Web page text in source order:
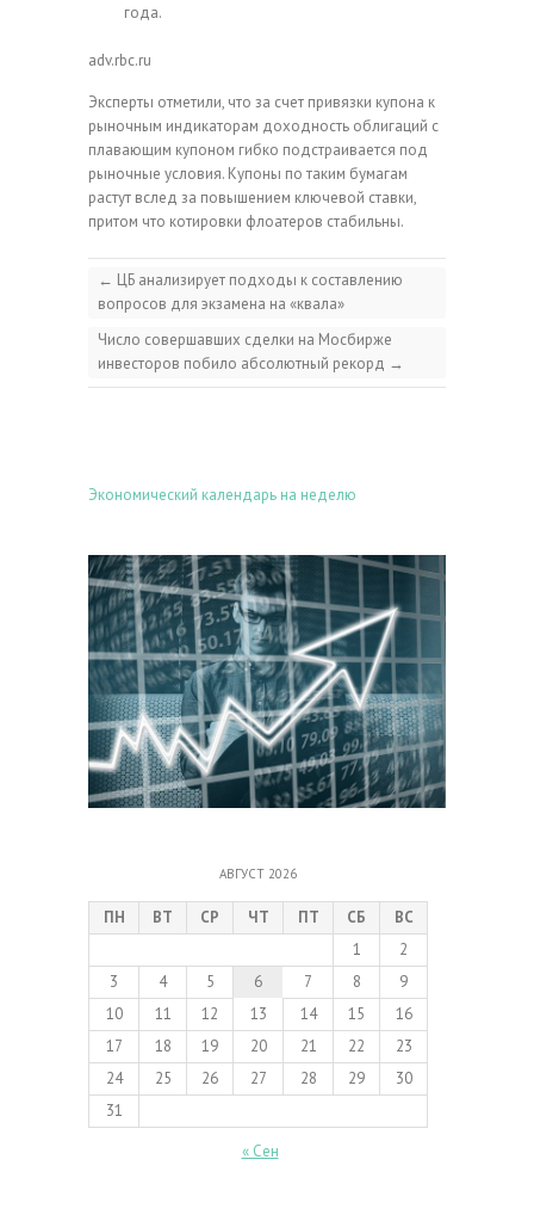
года.
adv.rbc.ru
Эксперты отметили, что за счет привязки купона к
рыночным индикаторам доходность облигаций с
плавающим купоном гибко подстраивается под
рыночные условия. Купоны по таким бумагам
растут вслед за повышением ключевой ставки,
притом что котировки флоатеров стабильны.
← ЦБ анализирует подходы к составлению
вопросов для экзамена на «квала»
Число совершавших сделки на Мосбирже
инвесторов побило абсолютный рекорд →
Экономический календарь на неделю
АВГУСТ 2026
ПН ВТ СР ЧТ ПТ СБ
ВС
1
2
3
4 5 6 7 8
9
10
11 12 13 14 15
16
17
18 19 20 21 22
23
24
25 26 27 28 29
30
31
« Сен